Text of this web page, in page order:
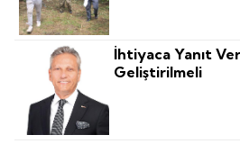
İhtiyaca Yanıt
Geliştirilmeli